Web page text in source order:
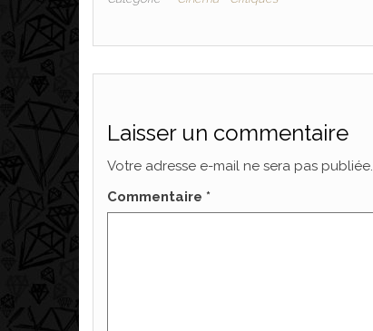
Laisser un commentaire
Votre adresse e-mail ne sera pas publiée.
Commentaire *